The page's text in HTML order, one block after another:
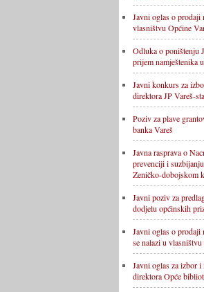
Javni oglas o prodaji
vlasništvu Općine
Odluka o poništenju
prijem namještenika
Javni konkurs za
direktora JP Vareš-
Poziv za plave
banka Vareš
Javna rasprava o
prevenciji i
Zeničko-dobojskom
Javni poziv za
dodjelu općinskih
Javni oglas o prodaji
se nalazi u
Javni oglas za izbor i
direktora Opće